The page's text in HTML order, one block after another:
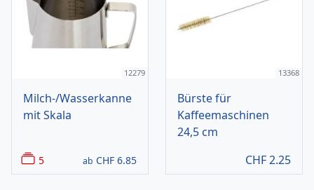
12279
Milch-/Wasserkanne
mit Skala
5 ab CHF 6.85
13368
Bürste für
Kaffeemaschinen
24,5 cm
CHF2.25